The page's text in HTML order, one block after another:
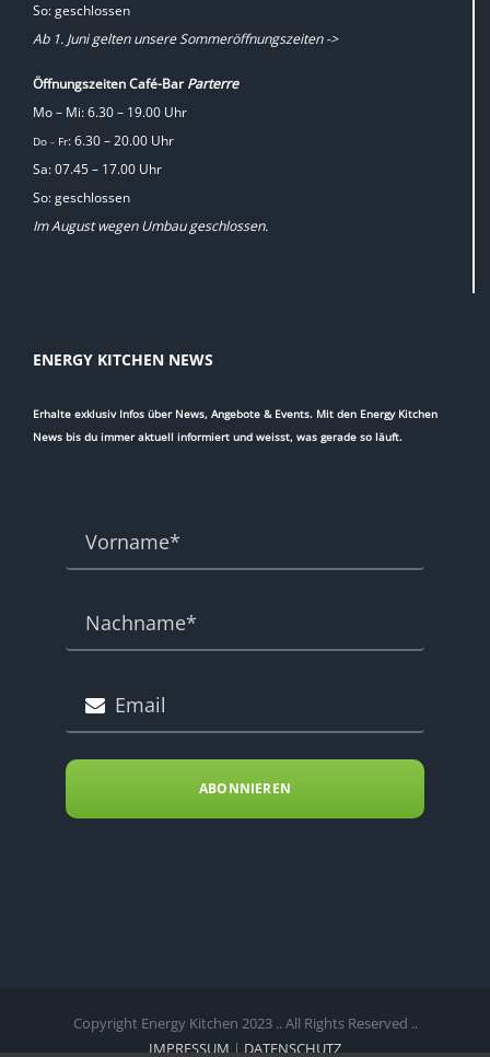
So: geschlossen
Ab 1. Juni gelten unsere Sommeröffnungszeiten ->
Öffnungszeiten Café-BarParterre
Mo – Mi: 6.30 – 19.00 Uhr
Do – Fr: 6.30 – 20.00 Uhr
Sa: 07.45 – 17.00 Uhr
So: geschlossen
Im August wegen Umbau geschlossen.
ENERGY KITCHEN NEWS
Erhalte exklusiv Infos über News, Angebote & Events. Mit den Energy Kitchen
News bis du immer aktuell informiert und weisst, was gerade so läuft.
ABONNIEREN
Copyright Energy Kitchen 2023 .. All Rights Reserved ..
IMPRESSUM|DATENSCHUTZ